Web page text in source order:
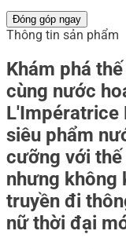
Đóng góp ngay
Thông tin sản phẩm
Khám phá
cùng nước
L'Impératrice
siêu phẩm
cưỡng với
nhưng không
truyền đi
nữ thời đại